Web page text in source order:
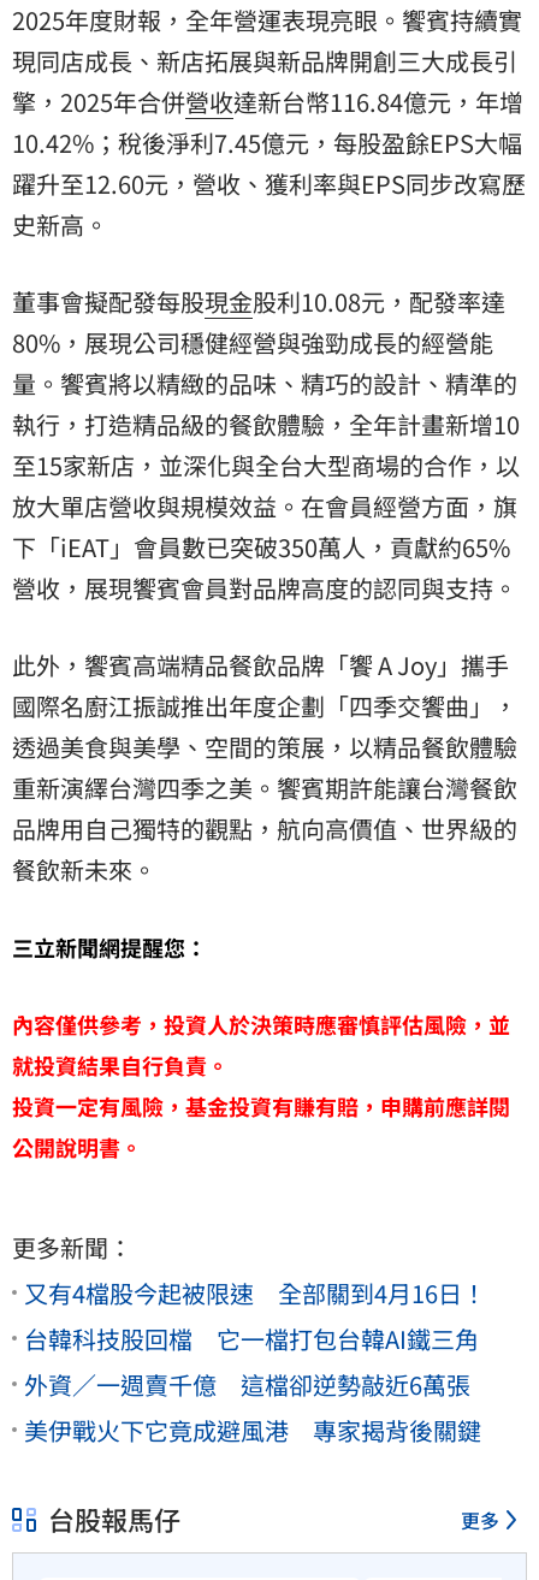
2025年度財報，全年營運表現亮眼。饗賓持續實
現同店成長、新店拓展與新品牌開創三大成長引
擎，2025年合併營收達新台幣116.84億元，年增
10.42%；稅後淨利7.45億元，每股盈餘EPS大幅
躍升至12.60元，營收、獲利率與EPS同步改寫歷
史新高。
董事會擬配發每股現金股利10.08元，配發率達
80%，展現公司穩健經營與強勁成長的經營能
量。饗賓將以精緻的品味、精巧的設計、精準的
執行，打造精品級的餐飲體驗，全年計畫新增10
至15家新店，並深化與全台大型商場的合作，以
放大單店營收與規模效益。在會員經營方面，旗
下「iEAT」會員數已突破350萬人，貢獻約65%
營收，展現饗賓會員對品牌高度的認同與支持。
此外，饗賓高端精品餐飲品牌「饗 A Joy」攜手
國際名廚江振誠推出年度企劃「四季交饗曲」，
透過美食與美學、空間的策展，以精品餐飲體驗
重新演繹台灣四季之美。饗賓期許能讓台灣餐飲
品牌用自己獨特的觀點，航向高價值、世界級的
餐飲新未來。
三立新聞網提醒您：
內容僅供參考，投資人於決策時應審慎評估風險，並
就投資結果自行負責。
投資一定有風險，基金投資有賺有賠，申購前應詳閱
公開說明書。
更多新聞：
又有4檔股今起被限速 全部關到4月16日！
台韓科技股回檔 它一檔打包台韓AI鐵三角
外資／一週賣千億 這檔卻逆勢敲近6萬張
美伊戰火下它竟成避風港 專家揭背後關鍵
台股報馬仔 更多